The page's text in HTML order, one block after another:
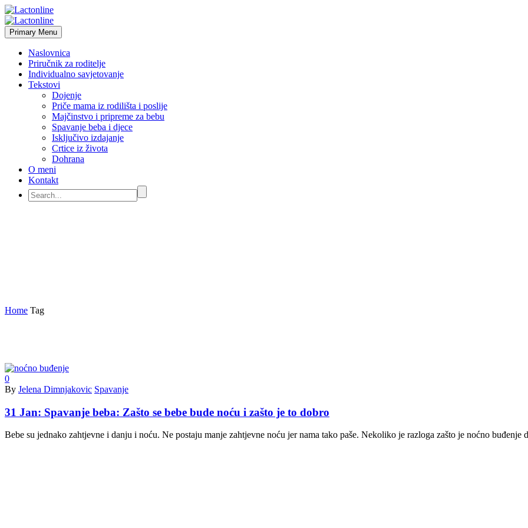
Primary Menu
Naslovnica
Priručnik za roditelje
Individualno savjetovanje
Tekstovi
Dojenje
Priče mama iz rodilišta i poslije
Majčinstvo i pripreme za bebu
Spavanje beba i djece
Isključivo izdajanje
Crtice iz života
Dohrana
O meni
Kontakt
Home Tag
0
By Jelena Dimnjakovic Spavanje
31 Jan: Spavanje beba: Zašto se bebe bude noću i zašto je to dobro
Bebe su jednako zahtjevne i danju i noću. Ne postaju manje zahtjevne noću jer nama tako paše. Nekoliko je razloga zašto je noćno buđenje